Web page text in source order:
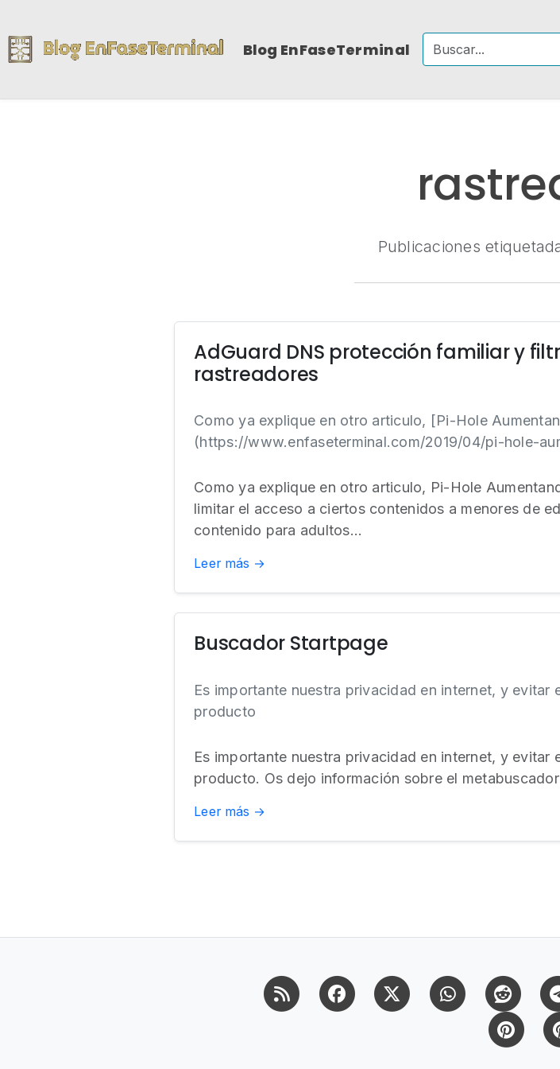
Blog EnFaseTerminal
Publicaciones
AdGuard DNS protección familiar y
rastreadores
Como ya explique en otro articulo, [Pi-Hole
(https://www.enfaseterminal.com/2019/04/pi-hole-
Como ya explique en otro articulo, Pi-Hole
limitar el acceso a ciertos contenidos a menores de
contenido para adultos...
Leer más →
Buscador Startpage
Es importante nuestra privacidad en internet, y evitar
producto
Es importante nuestra privacidad en internet, y evitar
producto. Os dejo información sobre el
Leer más →
RSS FacebookX (Twitter)Whatsapp